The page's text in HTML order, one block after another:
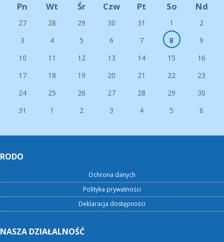
Pn Wt Śr Czw Pt So Nd
27 28 29 30 31 1
2
3
4 5 6 7 8
9
10
11 12 13 14 15
16
17
18 19 20 21 22
23
24
25 26 27 28 29
30
31
1 2 3 4 5 6
RODO
Ochrona danych
Polityka prywatności
Deklaracja dostępności
NASZA DZIAŁALNOŚĆ